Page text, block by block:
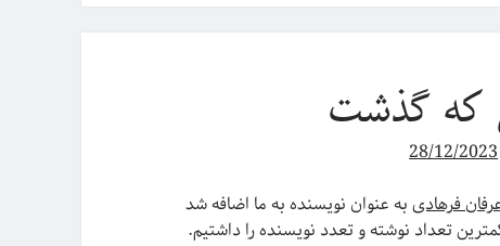
که گذشت
28/12/2023
فرهادیبه عنوان نویسنده به ما اضافه شد
تعداد نوشته و تعدد نویسنده را داشتیم.